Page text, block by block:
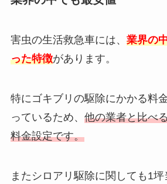
害虫の生活救急車には、 業界の
った特徴があります。
特にゴキブリの駆除にかかる料
っているため、 他の業者と比べ
料金設定です。
またシロアリ駆除に関しても1